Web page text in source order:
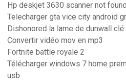
Hp deskjet 3630 scanner not found
Telecharger gta vice city android
Dishonored la lame de dunwall
Convertir vidéo mov en mp3
Fortnite battle royale 2
Télécharger windows 7 home
usb